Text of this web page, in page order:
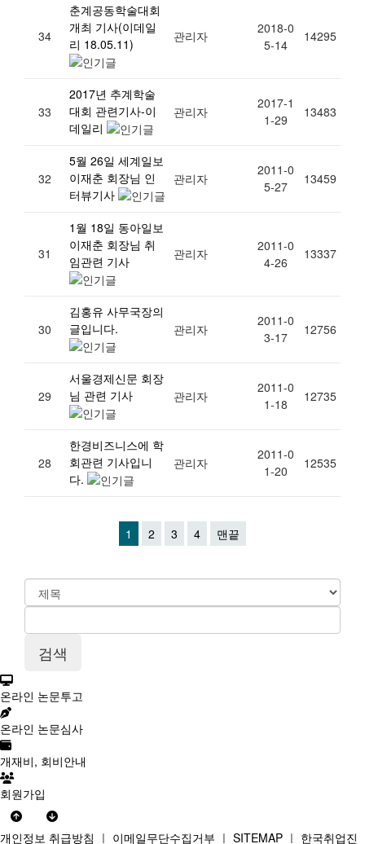
34
춘계공동학술대회
개최 기사(이데일
리 18.05.11)
관리자
2018-0
5-14
14295
33
2017년 추계학술
대회 관련기사-이
데일리
관리자
2017-1
1-29
13483
32
5월 26일 세계일보
이재춘 회장님 인
터뷰기사
관리자
2011-0
5-27
13459
31
1월 18일 동아일보
이재춘 회장님 취
임관련 기사
관리자
2011-0
4-26
13337
30
김홍유 사무국장의
글입니다.
관리자
2011-0
3-17
12756
29
서울경제신문 회장
님 관련 기사
관리자
2011-0
1-18
12735
28
한경비즈니스에 학
회관련 기사입니
다.
관리자
2011-0
1-20
12535
1 2 3 4 맨끝
온라인 논문투고
온라인 논문심사
개재비, 회비안내
회원가입
개인정보 취급방침 ㅣ 이메일무단수집거부 ㅣ SITEMAP ㅣ 한국취업진